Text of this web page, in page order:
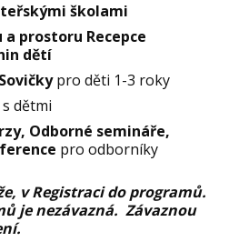
školami
prostoru Recepce
dětí
pro děti 1-3 roky
dětmi
Odborné semináře,
pro odborníky
v Registraci do programů.
je nezávazná. Závaznou